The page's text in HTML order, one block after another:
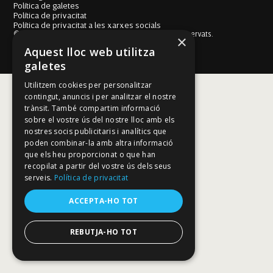
Política de galetes
Política de privacitat
Política de privacitat a les xarxes socials
© Fundació Mallorca Literària 2026. Tots els drets reservats.
Disseny i desenvolupament web BESTALDE STUDIO
×
Aquest lloc web utilitza
galetes
Utilitzem cookies per personalitzar
contingut, anuncis i per analitzar el nostre
trànsit. També compartim informació
sobre el vostre ús del nostre lloc amb els
nostres socis publicitaris i analítics que
poden combinar-la amb altra informació
que els heu proporcionat o que han
recopilat a partir del vostre ús dels seus
serveis. Política de privacitat
ACCEPTA-HO TOT
REBUTJA-HO TOT